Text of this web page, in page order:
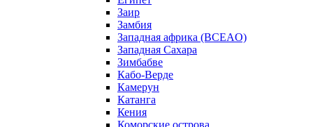
Заир
Замбия
Западная африка (BCEAO)
Западная Сахара
Зимбабве
Кабо-Верде
Камерун
Катанга
Кения
Коморские острова